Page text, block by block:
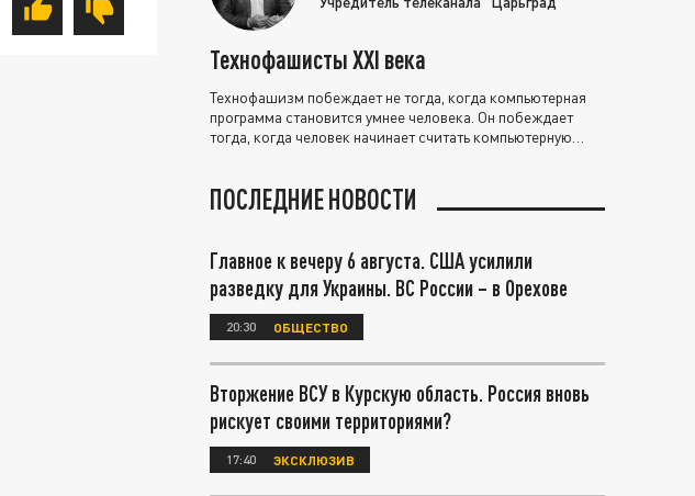
Технофашисты XXI века
Технофашизм побеждает не тогда, когда компьютерная
программа становится умнее человека. Он побеждает
тогда, когда человек начинает считать компьютерную
ПОСЛЕДНИЕ НОВОСТИ
Главное к вечеру 6 августа. США усилили
разведку для Украины. ВС России – в Орехове
20:30 ОБЩЕСТВО
Вторжение ВСУ в Курскую область. Россия вновь
рискует своими территориями?
17:40 ЭКСКЛЮЗИВ